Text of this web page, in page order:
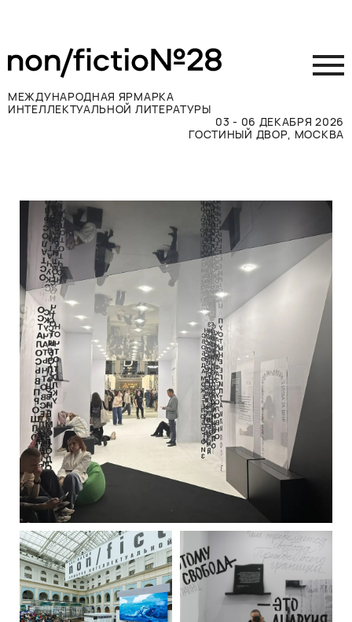
МЕЖДУНАРОДНАЯ ЯРМАРКА
ИНТЕЛЛЕКТУАЛЬНОЙ ЛИТЕРАТУРЫ
03 - 06 ДЕКАБРЯ 2026
ГОСТИНЫЙ ДВОР, МОСКВА
Участникам
Посетителям
Программа
Прессе
Конкурсы
Контакты
ВКОНТАКТЕ TELEGRAM
РУССКИЙ ENGLISH CHINESE